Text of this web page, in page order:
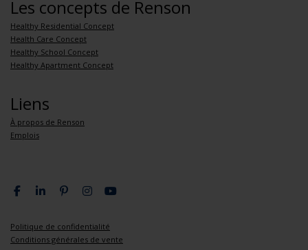
Les concepts de Renson
Healthy Residential Concept
Health Care Concept
Healthy School Concept
Healthy Apartment Concept
Liens
À propos de Renson
Emplois
Politique de confidentialité
Conditions générales de vente